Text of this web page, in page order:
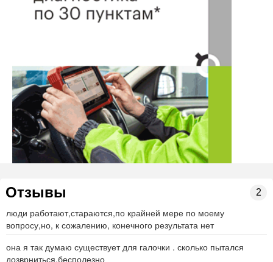
Отзывы 2
люди работают,стараются,по крайней мере по моему
вопросу,но, к сожалению, конечного результата нет
она я так думаю существует для галочки . сколько пытался
дозврниться,бесполезно